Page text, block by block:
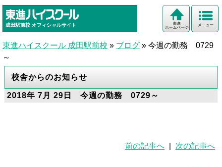
成田駅前校 オフィシャルサイト メニュー
東進
ホームページ
東進ハイスクール 成田駅前校 » ブログ » 今週の勤務 0729
～
校舎からのお知らせ
2018年 7月 29日 今週の勤務 0729～
前の記事へ 次の記事へ